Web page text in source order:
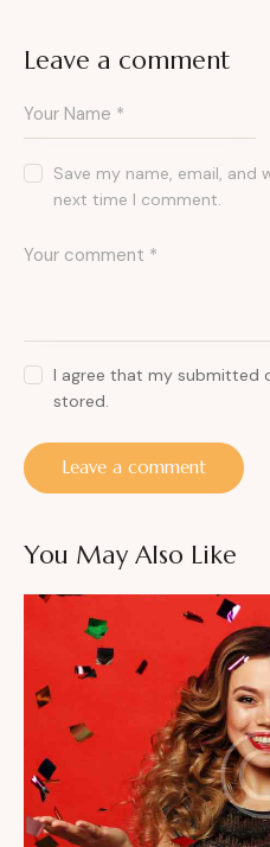
Leave a comment
Save my name, email,
next time I comment.
I agree that my submitted
stored.
You May Also Like